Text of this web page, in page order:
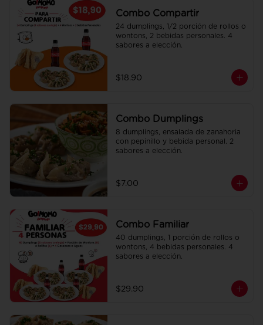
Combo Compartir
24 dumplings, 1/2 porción de rollos o
wontons, 2 bebidas personales. 4
sabores a elección.
$18.90
Combo Dumplings
8 dumplings, ensalada de zanahoria
con pepinillo y bebida personal. 2
sabores a elección.
$7.00
Combo Familiar
40 dumplings, 1 porción de rollos o
wontons, 4 bebidas personales. 4
sabores a elección.
$29.90